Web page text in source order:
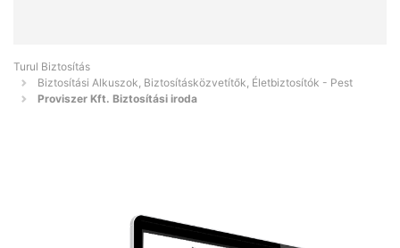
Turul Biztosítás
Biztosítási Alkuszok, Biztosításközvetítők, Életbiztosítók - Pest
Proviszer Kft. Biztosítási iroda